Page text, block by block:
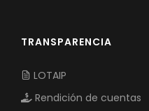
TRANSPARENCIA
LOTAIP
Rendición de cuentas